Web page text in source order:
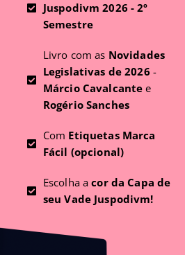
Juspodivm 2026 - 2º
Semestre
Livro com as Novidades
Legislativas de 2026 -
Márcio Cavalcante e
Rogério Sanches
Com Etiquetas Marca
Fácil (opcional)
Escolha acor da Capa de
seu Vade Juspodivm!